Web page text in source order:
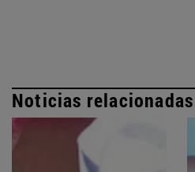
Noticias relacionadas